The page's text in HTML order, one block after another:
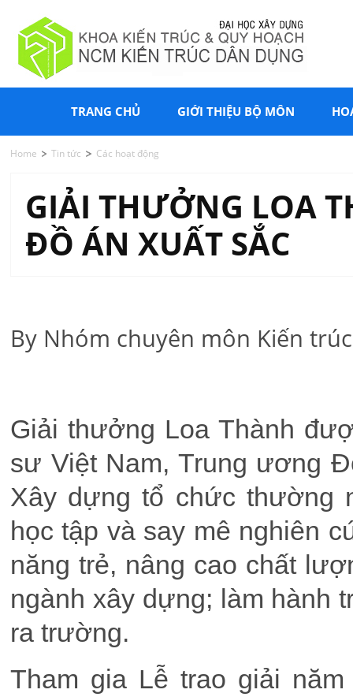
TRANG CHỦ GIỚI THIỆU BỘ MÔN
Home Tin tức Các hoạt động
GIẢI THƯỞNG LOA
ĐỒ ÁN XUẤT SẮC
By Nhóm chuyên môn Kiến
Giải thưởng Loa Thành
sư Việt Nam, Trung ương
Xây dựng tổ chức thường
học tập và say mê nghiên
năng trẻ, nâng cao chất
ngành xây dựng; làm hành
ra trường.
Tham gia Lễ trao giải